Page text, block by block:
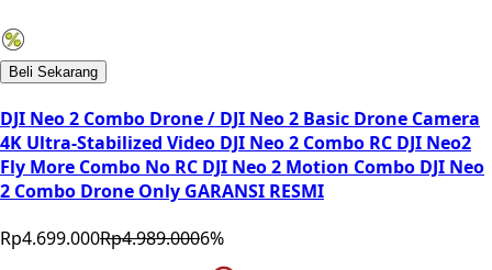
Beli Sekarang
DJI Neo 2 Combo Drone / DJI Neo 2 Basic Drone Camera
4K Ultra-Stabilized Video DJI Neo 2 Combo RC DJI Neo2
Fly More Combo No RC DJI Neo 2 Motion Combo DJI Neo
2 Combo Drone Only GARANSI RESMI
Rp4.699.000Rp4.989.0006%